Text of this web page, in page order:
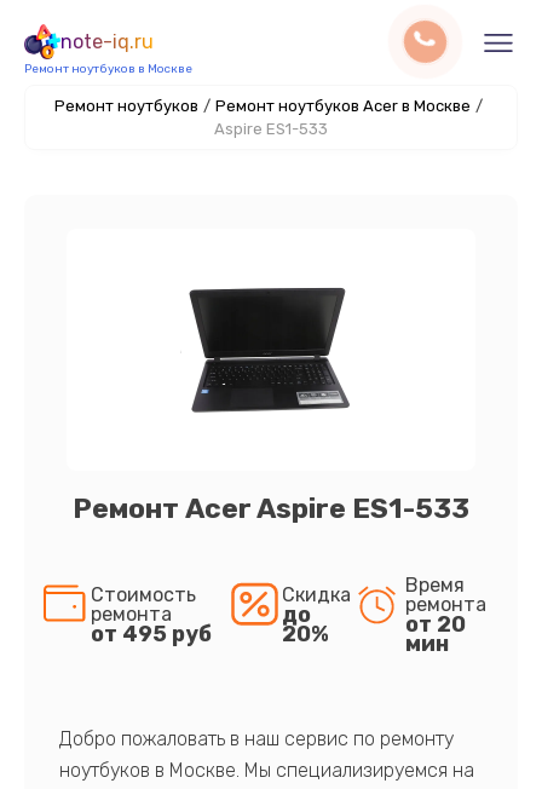
note-iq.ru
Ремонт ноутбуков в Москве
Ремонт ноутбуков / Ремонт ноутбуков Acer в Москве /
Aspire ES1-533
Ремонт Acer Aspire ES1-533
Стоимость
ремонта
от 495 руб
Скидка
до
20%
Время
ремонта
от 20
мин
Добро пожаловать в наш сервис по ремонту
ноутбуков в Москве. Мы специализируемся на